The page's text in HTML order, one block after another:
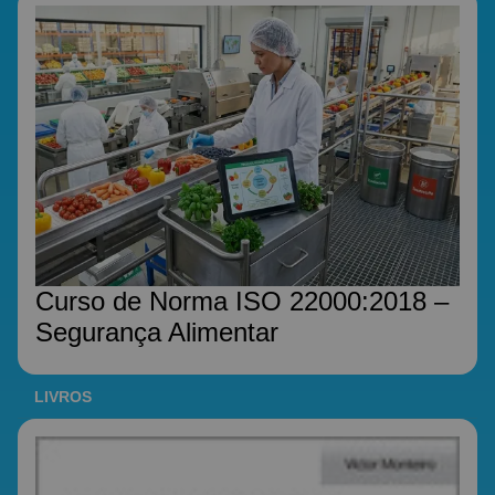
Curso de Norma ISO 22000:2018 –
Segurança Alimentar
LIVROS